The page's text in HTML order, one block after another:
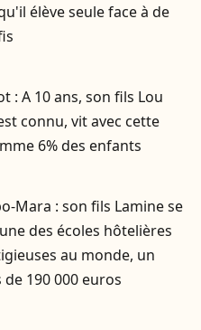
élève seule face à de
: A 10 ans, son fils Lou
connu, vit avec cette
6% des enfants
Mara : son fils Lamine se
des écoles hôtelières
au monde, un
190 000 euros